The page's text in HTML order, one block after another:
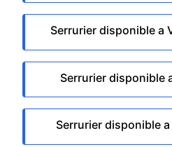
Serrurier disponible a
Serrurier disponible
Serrurier disponible